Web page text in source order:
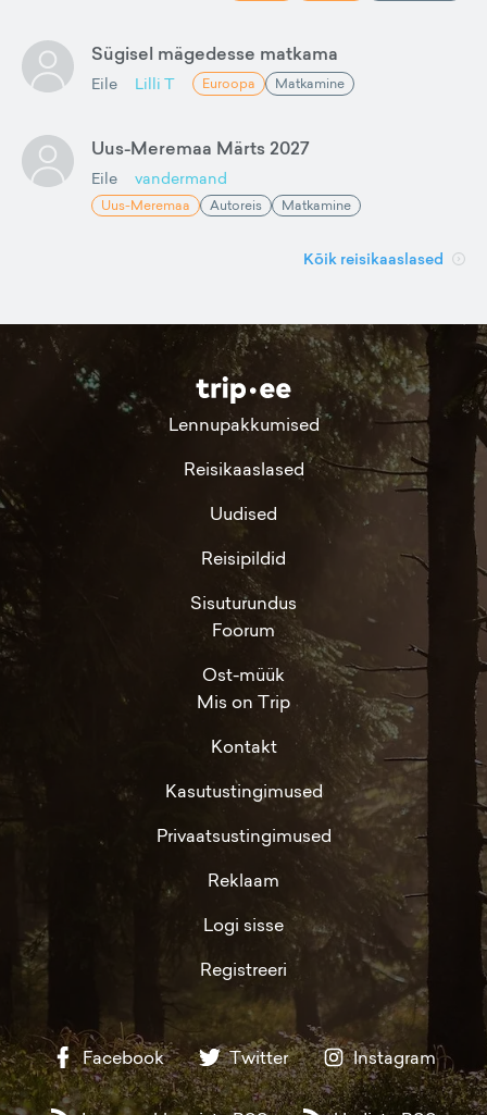
Sügisel mägedesse matkama
Eile Lilli T Euroopa Matkamine
Uus-Meremaa Märts 2027
Eile vandermand
Uus-Meremaa Autoreis Matkamine
Kõik reisikaaslased
Lennupakkumised
Reisikaaslased
Uudised
Reisipildid
Sisuturundus
Foorum
Ost-müük
Mis on Trip
Kontakt
Kasutustingimused
Privaatsustingimused
Reklaam
Logi sisse
Registreeri
Facebook Twitter Instagram